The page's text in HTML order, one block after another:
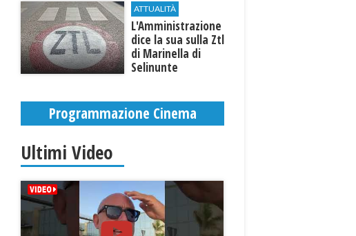
esterni
ATTUALITÀ
L'Amministrazione
dice la sua sulla Ztl
di Marinella di
Selinunte
Programmazione Cinema
Ultimi Video